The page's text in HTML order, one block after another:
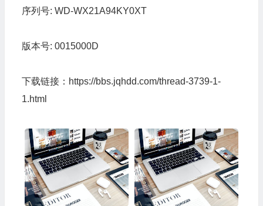
序列号: WD-WX21A94KY0XT
版本号: 0015000D
下载链接： https://bbs.jqhdd.com/thread-3739-1-
1.html